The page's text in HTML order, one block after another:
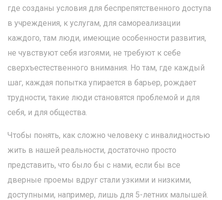
где созданы условия для беспрепятственного доступа
в учреждения, к услугам, для самореализации
каждого, там люди, имеющие особенности развития,
не чувствуют себя изгоями, не требуют к себе
сверхъестественного внимания. Но там, где каждый
шаг, каждая попытка упирается в барьер, рождает
трудности, такие люди становятся проблемой и для
себя, и для общества.
Чтобы понять, как сложно человеку с инвалидностью
жить в нашей реальности, достаточно просто
представить, что было бы с нами, если бы все
дверные проемы вдруг стали узкими и низкими,
доступными, например, лишь для 5-летних малышей.